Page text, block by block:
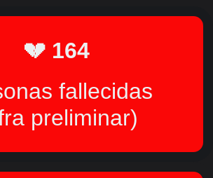
💔 164
fallecidas
preliminar)